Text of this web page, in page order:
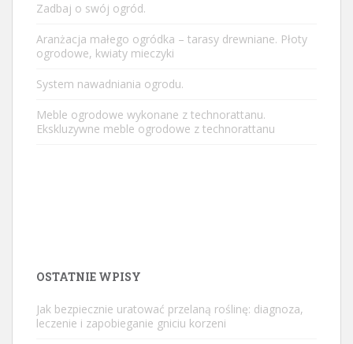
Zadbaj o swój ogród.
Aranżacja małego ogródka – tarasy drewniane. Płoty
ogrodowe, kwiaty mieczyki
System nawadniania ogrodu.
Meble ogrodowe wykonane z technorattanu.
Ekskluzywne meble ogrodowe z technorattanu
OSTATNIE WPISY
Jak bezpiecznie uratować przelaną roślinę: diagnoza,
leczenie i zapobieganie gniciu korzeni